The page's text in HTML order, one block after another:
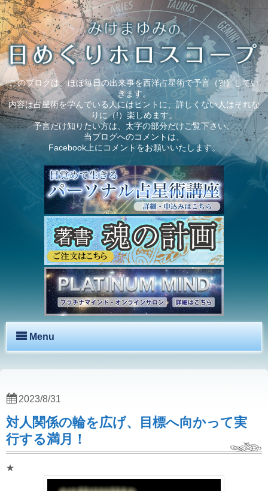
このブログは、ほぼ毎日の出来事を西洋占星術で予言（?!）してい
きます。
内容は占星術を学んでいる人にはヒントに、詳しくない人はそれな
りに（!）楽しめます。
予言だけ知りたい方は、太字の部分だけご覧下さい。
当ブログへのコメントは、
Facebook上にコメントをお願いいたします。
Menu
対人関係の輪を広げ、目標へ向かって実
行する満月！
★
2023/8/31